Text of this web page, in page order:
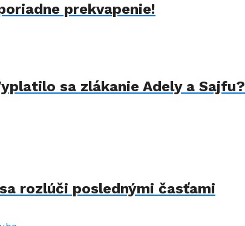
prekvapenie!
sa zlákanie Adely a Sajfu?
rozlúči poslednými časťami